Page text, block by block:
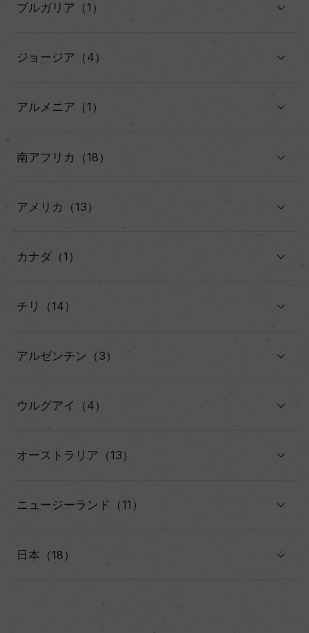
ブルガリア（1）
ジョージア（4）
アルメニア（1）
南アフリカ（18）
アメリカ（13）
カナダ（1）
チリ（14）
アルゼンチン（3）
ウルグアイ（4）
オーストラリア（13）
ニュージーランド（11）
日本（18）